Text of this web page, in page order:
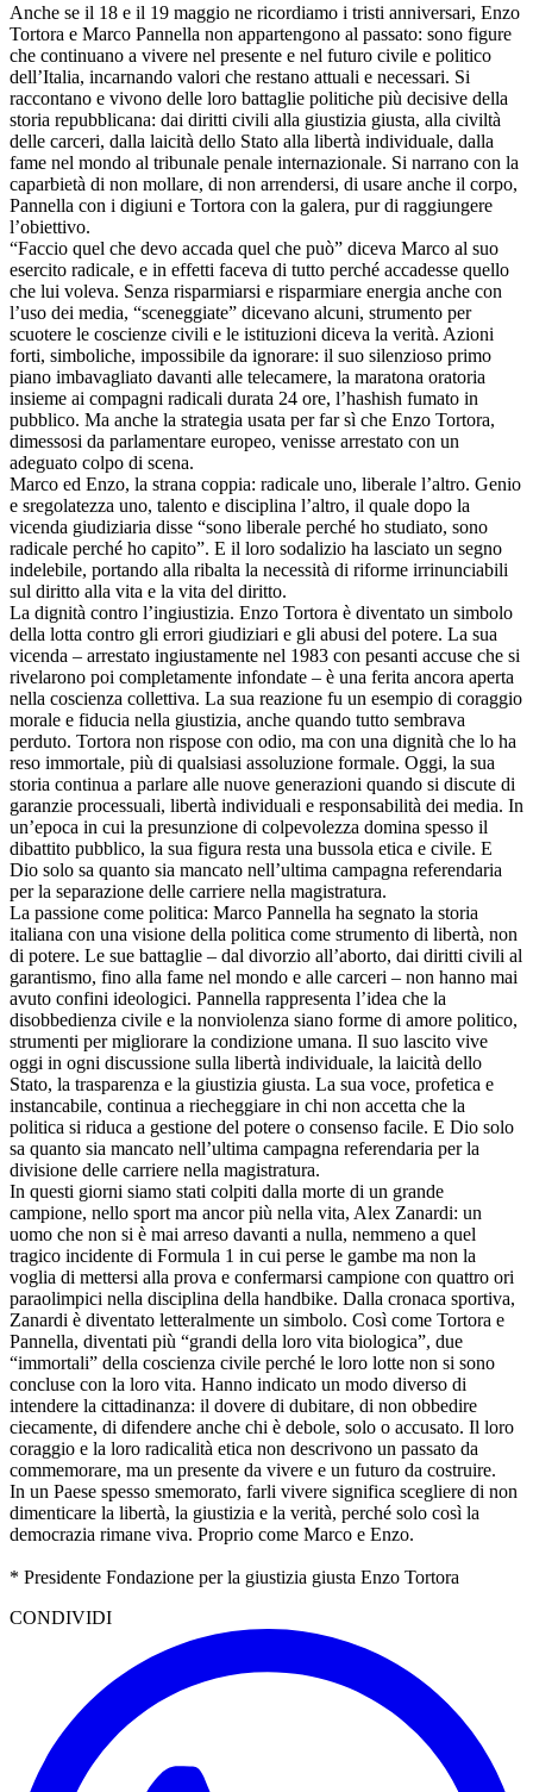
Anche se il 18 e il 19 maggio ne ricordiamo i tristi anniversari, Enzo
Tortora e Marco Pannella non appartengono al passato: sono figure
che continuano a vivere nel presente e nel futuro civile e politico
dell’Italia, incarnando valori che restano attuali e necessari. Si
raccontano e vivono delle loro battaglie politiche più decisive della
storia repubblicana: dai diritti civili alla giustizia giusta, alla civiltà
delle carceri, dalla laicità dello Stato alla libertà individuale, dalla
fame nel mondo al tribunale penale internazionale. Si narrano con la
caparbietà di non mollare, di non arrendersi, di usare anche il corpo,
Pannella con i digiuni e Tortora con la galera, pur di raggiungere
l’obiettivo.
“Faccio quel che devo accada quel che può” diceva Marco al suo
esercito radicale, e in effetti faceva di tutto perché accadesse quello
che lui voleva. Senza risparmiarsi e risparmiare energia anche con
l’uso dei media, “sceneggiate” dicevano alcuni, strumento per
scuotere le coscienze civili e le istituzioni diceva la verità. Azioni
forti, simboliche, impossibile da ignorare: il suo silenzioso primo
piano imbavagliato davanti alle telecamere, la maratona oratoria
insieme ai compagni radicali durata 24 ore, l’hashish fumato in
pubblico. Ma anche la strategia usata per far sì che Enzo Tortora,
dimessosi da parlamentare europeo, venisse arrestato con un
adeguato colpo di scena.
Marco ed Enzo, la strana coppia: radicale uno, liberale l’altro. Genio
e sregolatezza uno, talento e disciplina l’altro, il quale dopo la
vicenda giudiziaria disse “sono liberale perché ho studiato, sono
radicale perché ho capito”. E il loro sodalizio ha lasciato un segno
indelebile, portando alla ribalta la necessità di riforme irrinunciabili
sul diritto alla vita e la vita del diritto.
La dignità contro l’ingiustizia. Enzo Tortora è diventato un simbolo
della lotta contro gli errori giudiziari e gli abusi del potere. La sua
vicenda – arrestato ingiustamente nel 1983 con pesanti accuse che si
rivelarono poi completamente infondate – è una ferita ancora aperta
nella coscienza collettiva. La sua reazione fu un esempio di coraggio
morale e fiducia nella giustizia, anche quando tutto sembrava
perduto. Tortora non rispose con odio, ma con una dignità che lo ha
reso immortale, più di qualsiasi assoluzione formale. Oggi, la sua
storia continua a parlare alle nuove generazioni quando si discute di
garanzie processuali, libertà individuali e responsabilità dei media. In
un’epoca in cui la presunzione di colpevolezza domina spesso il
dibattito pubblico, la sua figura resta una bussola etica e civile. E
Dio solo sa quanto sia mancato nell’ultima campagna referendaria
per la separazione delle carriere nella magistratura.
La passione come politica: Marco Pannella ha segnato la storia
italiana con una visione della politica come strumento di libertà, non
di potere. Le sue battaglie – dal divorzio all’aborto, dai diritti civili al
garantismo, fino alla fame nel mondo e alle carceri – non hanno mai
avuto confini ideologici. Pannella rappresenta l’idea che la
disobbedienza civile e la nonviolenza siano forme di amore politico,
strumenti per migliorare la condizione umana. Il suo lascito vive
oggi in ogni discussione sulla libertà individuale, la laicità dello
Stato, la trasparenza e la giustizia giusta. La sua voce, profetica e
instancabile, continua a riecheggiare in chi non accetta che la
politica si riduca a gestione del potere o consenso facile. E Dio solo
sa quanto sia mancato nell’ultima campagna referendaria per la
divisione delle carriere nella magistratura.
In questi giorni siamo stati colpiti dalla morte di un grande
campione, nello sport ma ancor più nella vita, Alex Zanardi: un
uomo che non si è mai arreso davanti a nulla, nemmeno a quel
tragico incidente di Formula 1 in cui perse le gambe ma non la
voglia di mettersi alla prova e confermarsi campione con quattro ori
paraolimpici nella disciplina della handbike. Dalla cronaca sportiva,
Zanardi è diventato letteralmente un simbolo. Così come Tortora e
Pannella, diventati più “grandi della loro vita biologica”, due
“immortali” della coscienza civile perché le loro lotte non si sono
concluse con la loro vita. Hanno indicato un modo diverso di
intendere la cittadinanza: il dovere di dubitare, di non obbedire
ciecamente, di difendere anche chi è debole, solo o accusato. Il loro
coraggio e la loro radicalità etica non descrivono un passato da
commemorare, ma un presente da vivere e un futuro da costruire.
In un Paese spesso smemorato, farli vivere significa scegliere di non
dimenticare la libertà, la giustizia e la verità, perché solo così la
democrazia rimane viva. Proprio come Marco e Enzo.
* Presidente Fondazione per la giustizia giusta Enzo Tortora
CONDIVIDI